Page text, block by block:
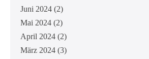
Juni 2024 (2)
Mai 2024 (2)
April 2024 (2)
März 2024 (3)